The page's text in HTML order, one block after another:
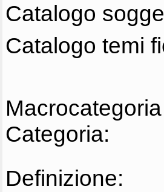
Catalogo
Catalogo temi
Categoria:
Definizione: